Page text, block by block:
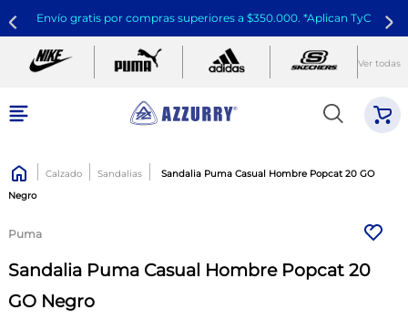
Envío gratis por compras superiores a $350.000. *Aplican TyC
Ver todas
Calzado Sandalias
Sandalia Puma Casual Hombre Popcat 20 GO
Negro
Puma
Sandalia Puma Casual Hombre Popcat 20
GO Negro